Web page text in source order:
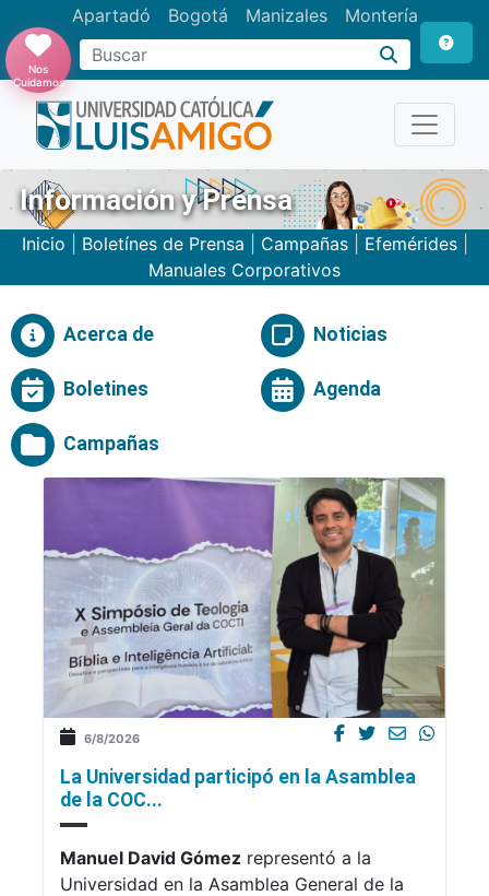
Apartadó Bogotá Manizales Montería
Buscar
Nos
Cuidamos
Información y Prensa
Inicio Boletínes de Prensa Campañas Efemérides
Manuales Corporativos
Acerca de Noticias
Boletines Agenda
Campañas
6/8/2026
La Universidad participó en la Asamblea
de la COC...
Manuel David Gómez representó a la
Universidad en la Asamblea General de la